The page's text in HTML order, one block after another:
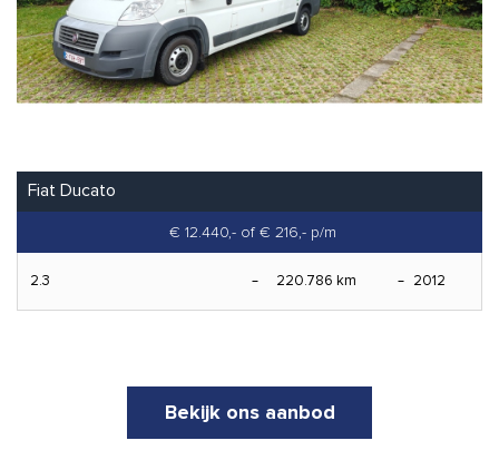
Fiat Ducato
€ 12.440,- of € 216,- p/m
2.3 220.786 km 2012
Bekijk ons aanbod